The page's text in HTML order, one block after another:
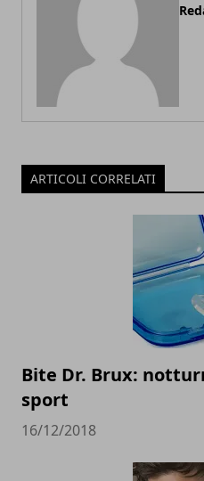
ARTICOLI CORRELATI
Bite Dr. Brux:
sport
16/12/2018